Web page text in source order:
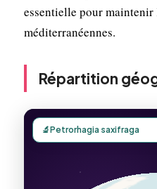
essentielle pour
méditerranéennes.
Répartition